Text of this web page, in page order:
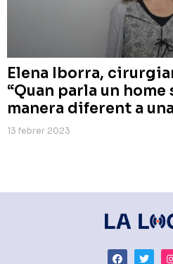
Elena Iborra,
“Quan parla un home
manera diferent a
13 febrer 2023